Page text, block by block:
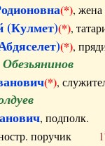
(*),
(Кулмет)(*),
(*),
(*),
,
поручик